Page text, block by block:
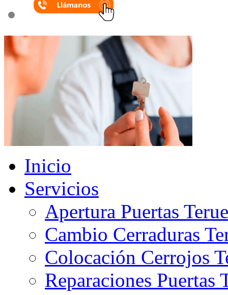
Inicio
Servicios
Apertura Puertas
Cambio Cerraduras
Colocación Cerrojos
Reparaciones Puertas